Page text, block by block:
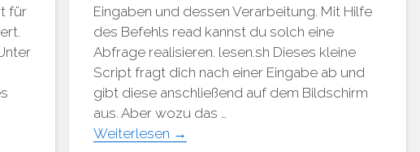
für
Eingaben und dessen Verarbeitung. Mit Hilfe
des Befehls read kannst du solch eine
Abfrage realisieren. lesen.sh Dieses kleine
Script fragt dich nach einer Eingabe ab und
gibt diese anschließend auf dem Bildschirm
aus. Aber wozu das …
Weiterlesen →